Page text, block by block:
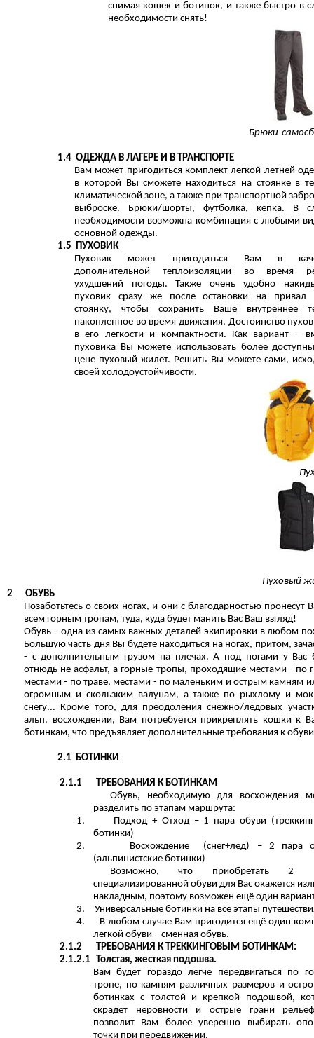
снимая кошек и ботинок, и также быстро в
необходимости снять!
Брюки-
1.4 ОДЕЖДА В ЛАГЕРЕ И В ТРАНСПОРТЕ
Вам может пригодиться комплект легкой летней
в которой Вы сможете находиться на стоянке в
климатической зоне, а также при транспортной
выброске. Брюки/шорты, футболка, кепка. В
необходимости возможна комбинация с любыми
основной одежды.
1.5 ПУХОВИК
Пуховик может пригодиться Вам в
дополнительной теплоизоляции во время
ухудшений погоды. Также очень удобно
пуховик сразу же после остановки на привал
стоянку, чтобы сохранить Ваше внутреннее
накопленное во время движения. Достоинство
в его легкости и компактности. Как вариант –
пуховика Вы можете использовать более
цене пуховый жилет. Решить Вы можете сами,
своей холодоустойчивости.
Пуховый
2
ОБУВЬ
Позаботьтесь о своих ногах, и они с благодарностью пронесут
всем горным тропам, туда, куда будет манить Вас Ваш взгляд!
Обувь – одна из самых важных деталей экипировки в любом
Большую часть дня Вы будете находиться на ногах, притом,
- с дополнительным грузом на плечах. А под ногами у Вас
отнюдь не асфальт, а горные тропы, проходящие местами - по
местами - по траве, местами - по маленьким и острым камням
огромным и скользким валунам, а также по рыхлому и
снегу... Кроме того, для преодоления снежно/ледовых
альп. восхождении, Вам потребуется прикреплять кошки к
ботинкам, что предъявляет дополнительные требования к
2.1 БОТИНКИ
2.1.1
ТРЕБОВАНИЯ К БОТИНКАМ
Обувь, необходимую для восхождения
разделить по этапам маршрута:
1.
Подход + Отход – 1 пара обуви
ботинки)
2.
Восхождение (снег+лед) – 2 пара
(альпинистские ботинки)
Возможно, что приобретать 2
специализированной обуви для Вас окажется
накладным, поэтому возможен ещё один
3.
Универсальные ботинки на все этапы
4.
В любом случае Вам пригодится ещё один
легкой обуви – сменная обувь.
2.1.2
ТРЕБОВАНИЯ К ТРЕККИНГОВЫМ БОТИНКАМ:
2.1.2.1
Толстая, жесткая подошва.
Вам будет гораздо легче передвигаться по
тропе, по камням различных размеров и
ботинках с толстой и крепкой подошвой,
скрадет неровности и острые грани
позволит Вам более уверенно выбирать
точки при передвижении.